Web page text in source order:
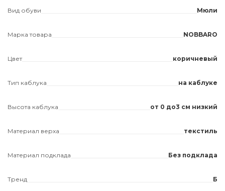
Вид обуви Мюли
Марка товара NOBBARO
Цвет коричневый
Тип каблука на каблуке
Высота каблука от 0 до3 см низкий
Материал верха текстиль
Материал подклада Без подклада
Тренд Б